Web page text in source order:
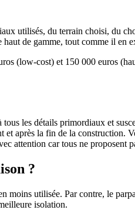
utilisés, du terrain choisi, du
de gamme, tout comme il en
(low-cost) et 150 000 euros
les détails primordiaux et
et après la fin de la
car tous ne proposent
?
utilisée. Par contre, le
isolation.